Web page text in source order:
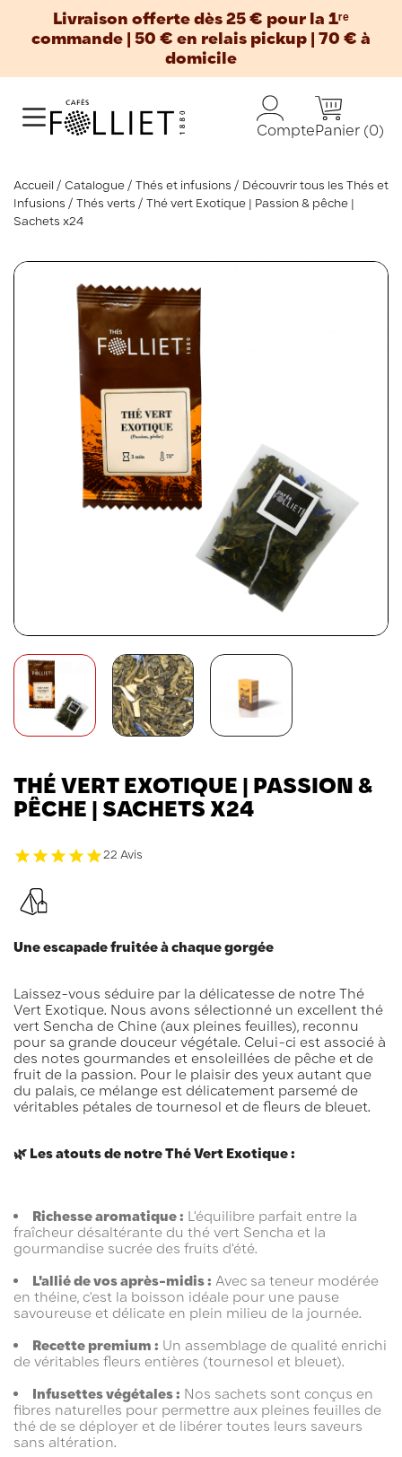
Livraison offerte dès 25 € pour la 1ʳᵉ
commande | 50 € en relais pickup | 70 € à
domicile
ComptePanier (0)
Accueil Catalogue Thés et infusions
Découvrir tous les Thés et
Infusions
Thés verts
Thé vert Exotique | Passion & pêche |
Sachets x24
THÉ VERT EXOTIQUE | PASSION &
PÊCHE | SACHETS X24
22 Avis
Une escapade fruitée à chaque gorgée
Laissez-vous séduire par la délicatesse de notre Thé
Vert Exotique. Nous avons sélectionné un excellent thé
vert Sencha de Chine (aux pleines feuilles), reconnu
pour sa grande douceur végétale. Celui-ci est associé à
des notes gourmandes et ensoleillées de pêche et de
fruit de la passion. Pour le plaisir des yeux autant que
du palais, ce mélange est délicatement parsemé de
véritables pétales de tournesol et de fleurs de bleuet.
🌿 Les atouts de notre Thé Vert Exotique :
Richesse aromatique : L'équilibre parfait entre la
fraîcheur désaltérante du thé vert Sencha et la
gourmandise sucrée des fruits d'été.
L'allié de vos après-midis : Avec sa teneur modérée
en théine, c'est la boisson idéale pour une pause
savoureuse et délicate en plein milieu de la journée.
Recette premium : Un assemblage de qualité enrichi
de véritables fleurs entières (tournesol et bleuet).
Infusettes végétales : Nos sachets sont conçus en
fibres naturelles pour permettre aux pleines feuilles de
thé de se déployer et de libérer toutes leurs saveurs
sans altération.